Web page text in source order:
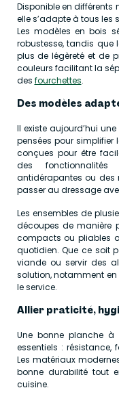
Disponible en
elle s’adapte à tous les
Les modèles en bois
robustesse, tandis que
plus de légèreté et de
couleurs facilitant la
des fourchettes.
Des modèles
Il existe aujourd’hui
pensées pour simplifier
conçues pour être
des
antidérapantes ou des
passer au dressage
Les ensembles de
découpes de manière
compacts ou pliables
quotidien. Que ce soit
viande ou servir des
solution, notamment
le service.
Allier praticité,
Une bonne planche à
essentiels : résistance,
Les matériaux
bonne durabilité tout
cuisine.